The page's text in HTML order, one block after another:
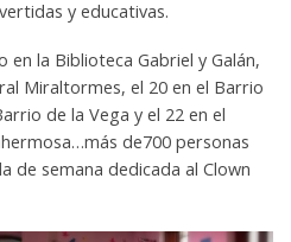
y educativas.
en la Biblioteca Gabriel y Galán,
Miraltormes, el 20 en el Barrio
de la Vega y el 22 en el
de700 personas
de semana dedicada al Clown